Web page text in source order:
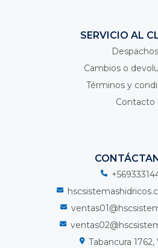
SERVICIO AL
Despachos
Cambios o
Términos y
Contacto
Tabancura 1762,